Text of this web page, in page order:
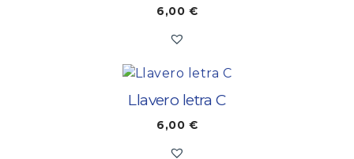
6,00 €
Llavero letra C
6,00 €